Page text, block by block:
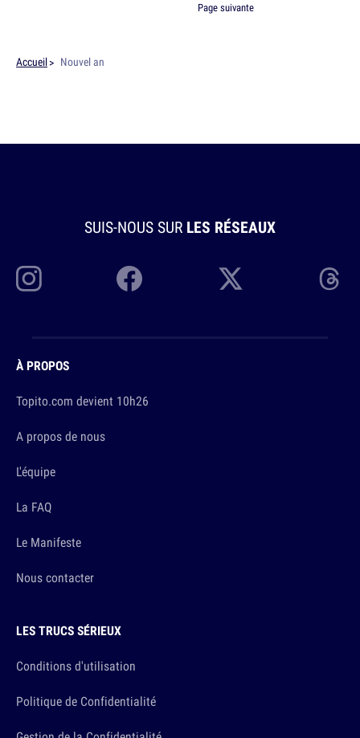
Page suivante
Accueil Nouvel an
SUIS-NOUS SUR LES RÉSEAUX
À PROPOS
Topito.com devient 10h26
A propos de nous
L'équipe
La FAQ
Le Manifeste
Nous contacter
LES TRUCS SÉRIEUX
Conditions d'utilisation
Politique de Confidentialité